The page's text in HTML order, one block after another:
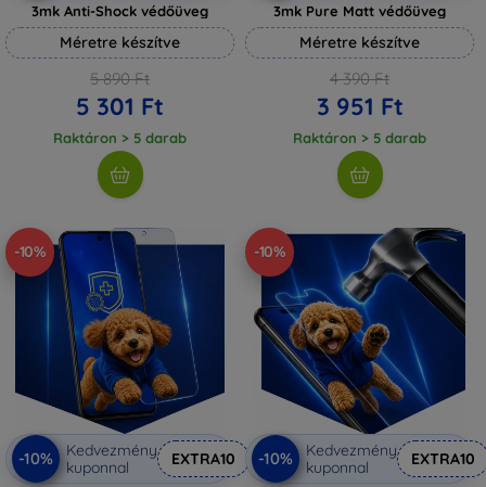
3mk Anti-Shock védőüveg
Méretre készítve
5 890 Ft
5 301 Ft
Raktáron > 5 darab
3mk Pure Matt védőüveg
Méretre készítve
4 390 Ft
3 951 Ft
Raktáron > 5 darab
-10%
-10%
Kedvezmény
kuponnal
EXTRA10
-10%
-10%
Kedvezmény
kuponnal
EXTRA10